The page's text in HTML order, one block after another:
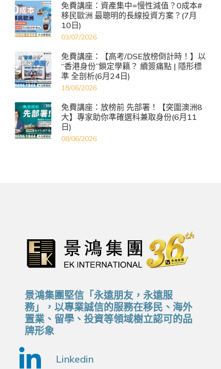
免費講座：資產集中=慢性減值？0成本#
移民歐洲 最聰明的長線投資方案？(7月
10日)
03/07/2026
免費講座：【高考/DSE放榜倒計時！】以
“香港身份”鎖定學籍？ 續簽痛點 | 隱形標
準 全剖析(6月24日)
18/06/2026
免費講座：放榜前 先部署！【突圍澳洲8
大】專家助你準確選科兼取身份(6月11
日)
08/06/2026
景鴻集團堅信「永遠朋友，永遠服
務」，以專業誠信的服務在移民、海外
置業、留學、投資等領域樹立認可的品
牌形象
Linkedin